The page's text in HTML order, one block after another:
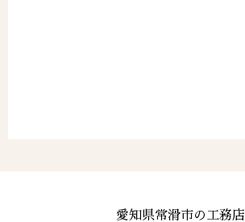
愛知県常滑市の工務店